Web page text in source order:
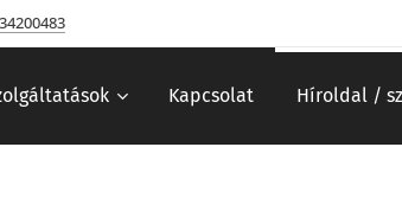
Kapcsolat Híroldal /